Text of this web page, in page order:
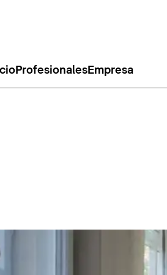
ProfesionalesEmpresa